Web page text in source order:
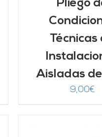
Pliego
Técnicas
Aisladas
9,00€